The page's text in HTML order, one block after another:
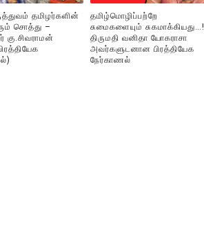
தமிழர்களின்
சொத்து –
கு.சிவராமன்
தமிழ்மொழிப்பற்றே
சுமைகளையும் சுகமாக்கியது…!
திருமதி வனிதா யோகராசா
அவர்களுடனான பிரத்தியேக
நேர்காணல்